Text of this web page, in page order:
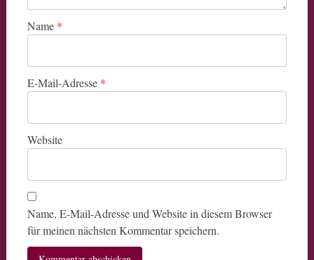
Name *
E-Mail-Adresse *
Website
Name, E-Mail-Adresse und Website in diesem Browser
für meinen nächsten Kommentar speichern.